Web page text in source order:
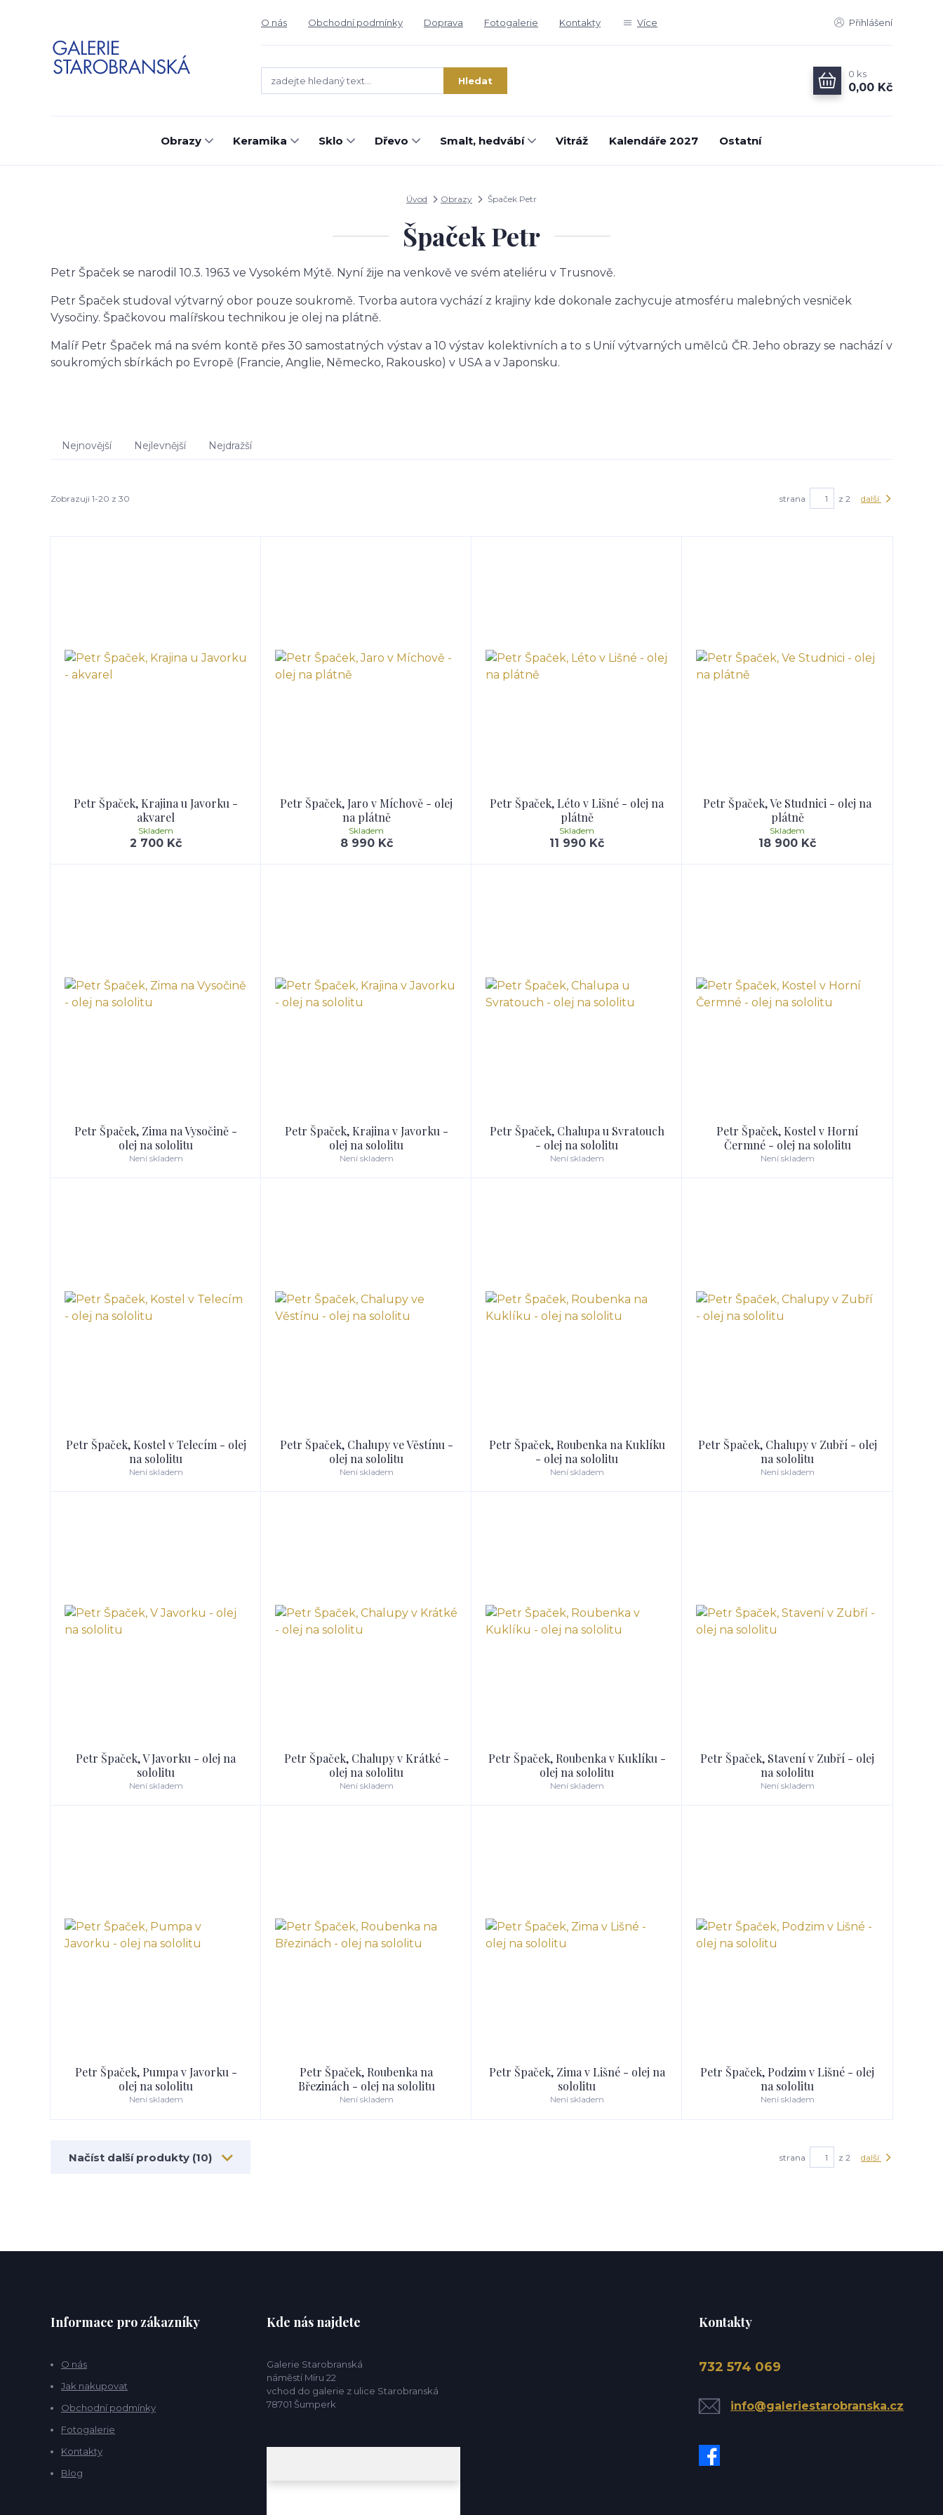
O nás Obchodní podmínky Doprava Fotogalerie Kontakty Více Přihlášení
Hledat
0 ks
0,00 Kč
Obrazy Keramika Sklo Dřevo Smalt, hedvábí Vitráž Kalendáře 2027 Ostatní
Úvod Obrazy Špaček Petr
Špaček Petr
Petr Špaček se narodil 10.3. 1963 ve Vysokém Mýtě. Nyní žije na venkově ve svém ateliéru v Trusnově.
Petr Špaček studoval výtvarný obor pouze soukromě. Tvorba autora vychází z krajiny kde dokonale zachycuje atmosféru malebných vesniček
Vysočiny. Špačkovou malířskou technikou je olej na plátně.
Malíř Petr Špaček má na svém kontě přes 30 samostatných výstav a 10 výstav kolektivních a to s Unií výtvarných umělců ČR. Jeho obrazy se nachází v
soukromých sbírkách po Evropě (Francie, Anglie, Německo, Rakousko) v USA a v Japonsku.
Nejnovější Nejlevnější Nejdražší
Zobrazuji 1-20 z 30 strana z 2 další
Petr Špaček, Krajina u Javorku -
akvarel
2 700 Kč
Skladem
Petr Špaček, Jaro v Míchově - olej
na plátně
8 990 Kč
Skladem
Petr Špaček, Léto v Lišné - olej na
plátně
11 990 Kč
Skladem
Petr Špaček, Ve Studnici - olej na
plátně
18 900 Kč
Skladem
Petr Špaček, Zima na Vysočině -
olej na sololitu
Není skladem
Petr Špaček, Krajina v Javorku -
olej na sololitu
Není skladem
Petr Špaček, Chalupa u Svratouch
- olej na sololitu
Není skladem
Petr Špaček, Kostel v Horní
Čermné - olej na sololitu
Není skladem
Petr Špaček, Kostel v Telecím - olej
na sololitu
Není skladem
Petr Špaček, Chalupy ve Věstínu -
olej na sololitu
Není skladem
Petr Špaček, Roubenka na Kuklíku
- olej na sololitu
Není skladem
Petr Špaček, Chalupy v Zubří - olej
na sololitu
Není skladem
Petr Špaček, V Javorku - olej na
sololitu
Není skladem
Petr Špaček, Chalupy v Krátké -
olej na sololitu
Není skladem
Petr Špaček, Roubenka v Kuklíku -
olej na sololitu
Není skladem
Petr Špaček, Stavení v Zubří - olej
na sololitu
Není skladem
Petr Špaček, Pumpa v Javorku -
olej na sololitu
Není skladem
Petr Špaček, Roubenka na
Březinách - olej na sololitu
Není skladem
Petr Špaček, Zima v Lišné - olej na
sololitu
Není skladem
Petr Špaček, Podzim v Lišné - olej
na sololitu
Není skladem
Načíst další produkty (10) strana z 2 další
Informace pro zákazníky
O nás
Jak nakupovat
Obchodní podmínky
Fotogalerie
Kontakty
Blog
Kde nás najdete
Galerie Starobranská
náměstí Míru 22
vchod do galerie z ulice Starobranská
78701 Šumperk
Kontakty
732 574 069
info@galeriestarobranska.cz